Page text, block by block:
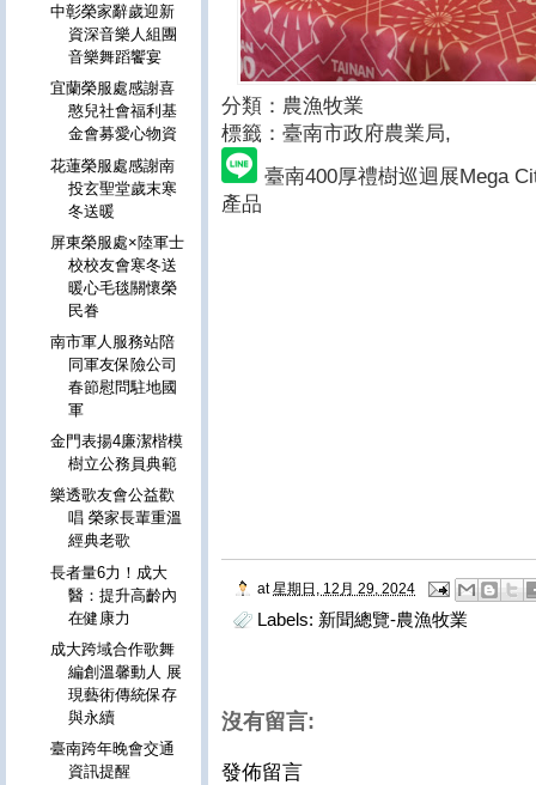
分類：農漁牧業
標籤：臺南市政府農業局,
臺南400厚禮樹巡迴展Mega
產品
at 星期日, 12月 29, 2024
Labels: 新聞總覽-農漁牧業
沒有留言:
發佈留言
中彰榮家辭歲迎新
資深音樂人組團
音樂舞蹈饗宴
宜蘭榮服處感謝喜
憨兒社會福利基
金會募愛心物資
花蓮榮服處感謝南
投玄聖堂歲末寒
冬送暖
屏東榮服處×陸軍士
校校友會寒冬送
暖心毛毯關懷榮
民眷
南市軍人服務站陪
同軍友保險公司
春節慰問駐地國
軍
金門表揚4廉潔楷模
樹立公務員典範
樂透歌友會公益歡
唱 榮家長輩重溫
經典老歌
長者量6力！成大
醫：提升高齡內
在健康力
成大跨域合作歌舞
編創溫馨動人 展
現藝術傳統保存
與永續
臺南跨年晚會交通
資訊提醒